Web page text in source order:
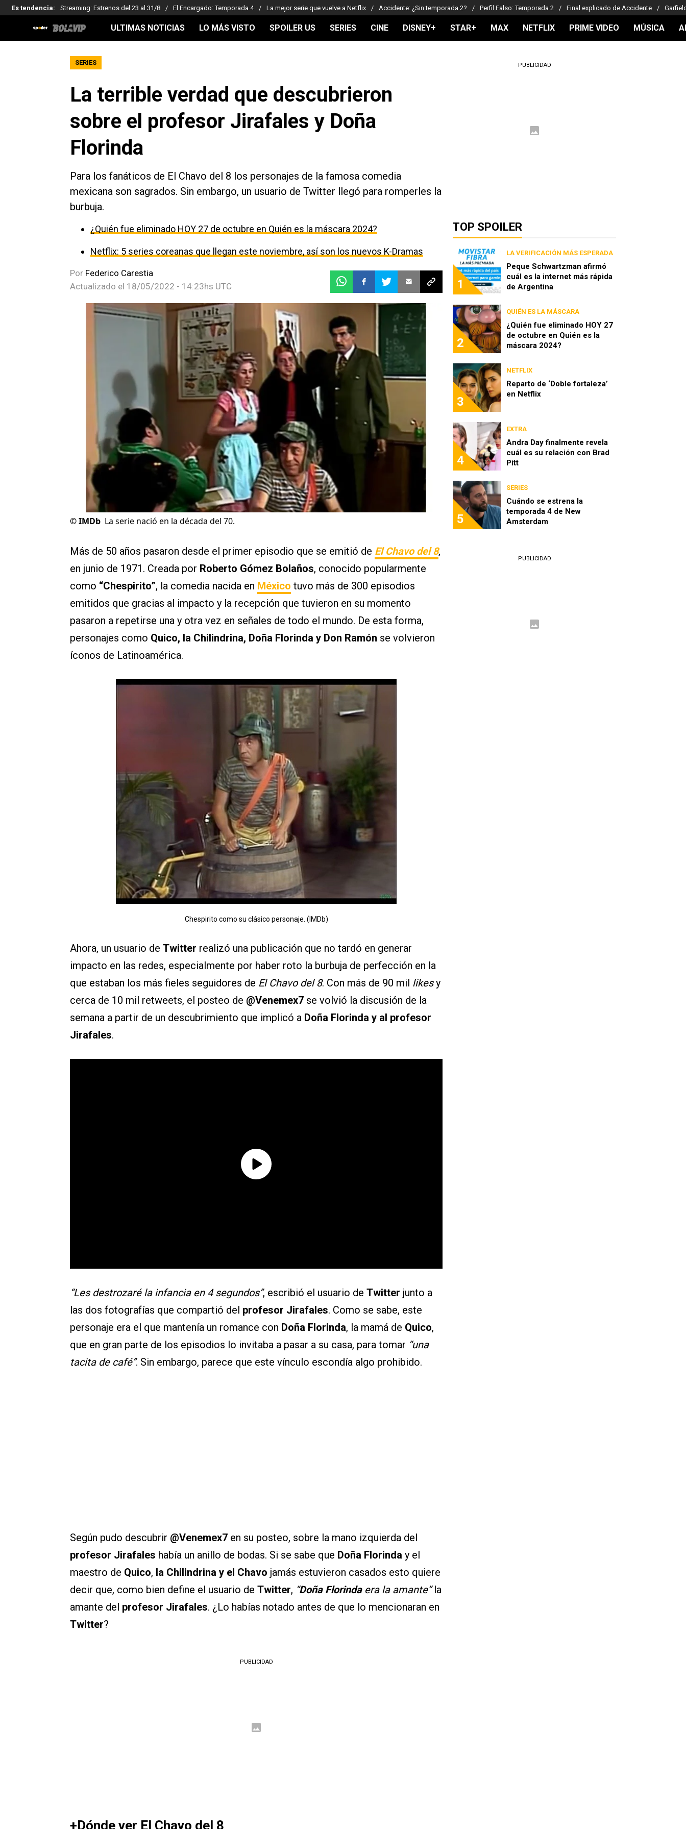
Es tendencia: Streaming: Estrenos del 23 al 31/8 El Encargado: Temporada 4 La mejor serie que vuelve a Netflix Accidente: ¿Sin temporada 2? Perfil Falso: Temporada 2 Final explicado de Accidente
ULTIMAS NOTICIAS LO MÁS VISTO SPOILER US SERIES CINE DISNEY+ STAR+ MAX NETFLIX PRIME VIDEO MÚSICA
SERIES
La terrible verdad que descubrieron
sobre el profesor Jirafales y Doña
Florinda
Para los fanáticos de El Chavo del 8 los personajes de la famosa comedia
mexicana son sagrados. Sin embargo, un usuario de Twitter llegó para romperles la
burbuja.
¿Quién fue eliminado HOY 27 de octubre en Quién es la máscara 2024?
Netflix: 5 series coreanas que llegan este noviembre, así son los nuevos K-Dramas
Por Federico Carestia
Actualizado el 18/05/2022 - 14:23hs UTC
©IMDb La serie nació en la década del 70.
Más de 50 años pasaron desde el primer episodio que se emitió de El Chavo del 8,
en junio de 1971. Creada por Roberto Gómez Bolaños, conocido popularmente
como “Chespirito”, la comedia nacida en México tuvo más de 300 episodios
emitidos que gracias al impacto y la recepción que tuvieron en su momento
pasaron a repetirse una y otra vez en señales de todo el mundo. De esta forma,
personajes como Quico, la Chilindrina, Doña Florinda y Don Ramón se volvieron
íconos de Latinoamérica.
Chespirito como su clásico personaje. (IMDb)
Ahora, un usuario de Twitter realizó una publicación que no tardó en generar
impacto en las redes, especialmente por haber roto la burbuja de perfección en la
que estaban los más fieles seguidores de El Chavo del 8. Con más de 90 mil likesy
cerca de 10 mil retweets, el posteo de @Venemex7 se volvió la discusión de la
semana a partir de un descubrimiento que implicó a Doña Florinda y al profesor
Jirafales.
“Les destrozaré la infancia en 4 segundos”, escribió el usuario de Twitter junto a
las dos fotografías que compartió del profesor Jirafales. Como se sabe, este
personaje era el que mantenía un romance con Doña Florinda, la mamá de Quico,
que en gran parte de los episodios lo invitaba a pasar a su casa, para tomar “una
tacita de café”. Sin embargo, parece que este vínculo escondía algo prohibido.
Según pudo descubrir @Venemex7 en su posteo, sobre la mano izquierda del
profesor Jirafales había un anillo de bodas. Si se sabe que Doña Florinda y el
maestro de Quico, la Chilindrina y el Chavo jamás estuvieron casados esto quiere
decir que, como bien define el usuario de Twitter, “Doña Florinda era la amante”la
amante del profesor Jirafales. ¿Lo habías notado antes de que lo mencionaran en
Twitter?
PUBLICIDAD
+Dónde ver El Chavo del 8
PUBLICIDAD
TOP SPOILER
1
LA VERIFICACIÓN MÁS ESPERADA
Peque Schwartzman afirmó
cuál es la internet más rápida
de Argentina
2
QUIÉN ES LA MÁSCARA
¿Quién fue eliminado HOY 27
de octubre en Quién es la
máscara 2024?
3
NETFLIX
Reparto de ‘Doble fortaleza’
en Netflix
4
EXTRA
Andra Day finalmente revela
cuál es su relación con Brad
Pitt
5
SERIES
Cuándo se estrena la
temporada 4 de New
Amsterdam
PUBLICIDAD